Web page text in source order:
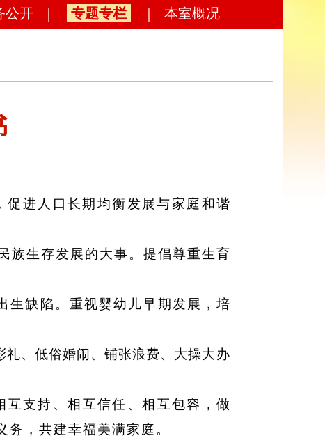
公开 专题专栏 本室概况
促进人口长期均衡发展与家庭和谐
族生存发展的大事。提倡尊重生育
生缺陷。重视婴幼儿早期发展，培
礼、 低俗婚闹 、 铺张浪费、 大操大办
互支持 、相互信任 、相互包容 ，做
务，共建幸福美满家庭。